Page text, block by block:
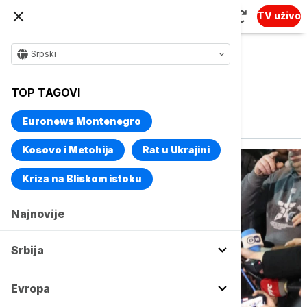
TV uživo
Srpski
TOP TAGOVI
Euronews Montenegro
Kosovo i Metohija Rat u Ukrajini
Kriza na Bliskom istoku
Najnovije
Srbija
Evropa
Vise o temi
Dijana Hrka